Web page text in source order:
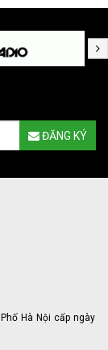
ĐĂNG KÝ
Hà Nội cấp ngày